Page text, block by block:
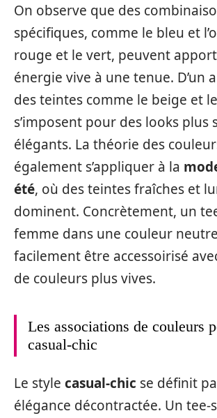
On observe que des
spécifiques, comme le bleu et
rouge et le vert, peuvent
énergie vive à une tenue. D’un
des teintes comme le beige et
s’imposent pour des looks plus
élégants. La théorie des
également s’appliquer à la
été, où des teintes fraîches et
dominent. Concrètement, un
femme dans une couleur
facilement être accessoirisé
de couleurs plus vives.
Les associations de couleurs
casual-chic
Le style casual-chic se définit
élégance décontractée. Un